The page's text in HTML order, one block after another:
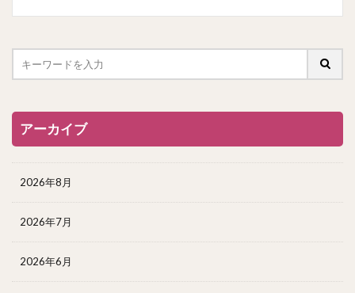
アーカイブ
2026年8月
2026年7月
2026年6月